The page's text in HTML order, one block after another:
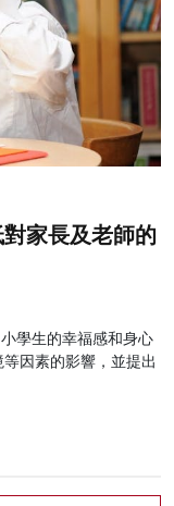
家長及老師的
學生的幸福感和身心
因素的影響，並提出